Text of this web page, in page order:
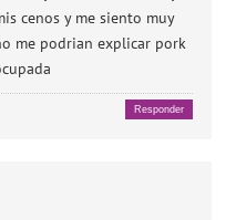
cenos y me siento muy
me podrian explicar pork
Responder